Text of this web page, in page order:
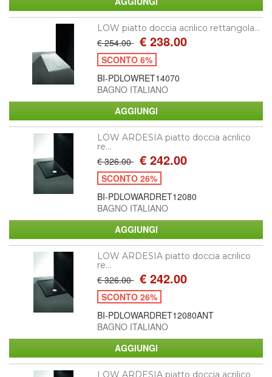
LOW piatto doccia acrilico rettangola...
€ 254.00 € 238.00
SCONTO 6%
BI-PDLOWRET14070
BAGNO ITALIANO
LOW ARDESIA piatto doccia acrilico
re...
€ 326.00 € 242.00
SCONTO 26%
BI-PDLOWARDRET12080
BAGNO ITALIANO
LOW ARDESIA piatto doccia acrilico
re...
€ 326.00 € 242.00
SCONTO 26%
BI-PDLOWARDRET12080ANT
BAGNO ITALIANO
LOW ARDESIA piatto doccia acrilico